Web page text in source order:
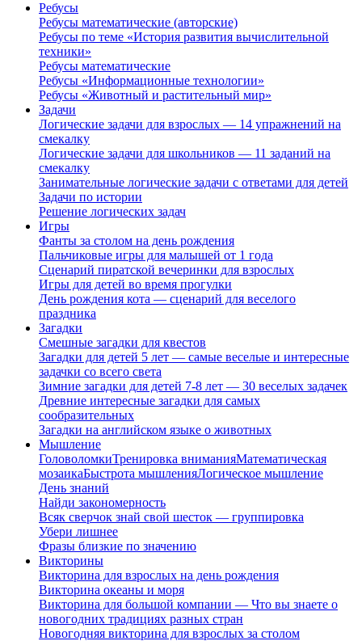
Ребусы
Ребусы математические (авторские)
Ребусы по теме «История развития вычислительной
техники»
Ребусы математические
Ребусы «Информационные технологии»
Ребусы «Животный и растительный мир»
Задачи
Логические задачи для взрослых — 14 упражнений на
смекалку
Логические задачи для школьников — 11 заданий на
смекалку
Занимательные логические задачи с ответами для детей
Задачи по истории
Решение логических задач
Игры
Фанты за столом на день рождения
Пальчиковые игры для малышей от 1 года
Сценарий пиратской вечеринки для взрослых
Игры для детей во время прогулки
День рождения кота — сценарий для веселого
праздника
Загадки
Смешные загадки для квестов
Загадки для детей 5 лет — самые веселые и интересные
задачки со всего света
Зимние загадки для детей 7-8 лет — 30 веселых задачек
Древние интересные загадки для самых
сообразительных
Загадки на английском языке о животных
Мышление
ГоловоломкиТренировка вниманияМатематическая
мозаикаБыстрота мышленияЛогическое мышление
День знаний
Найди закономерность
Всяк сверчок знай свой шесток — группировка
Убери лишнее
Фразы близкие по значению
Викторины
Викторина для взрослых на день рождения
Викторина океаны и моря
Викторина для большой компании — Что вы знаете о
новогодних традициях разных стран
Новогодняя викторина для взрослых за столом